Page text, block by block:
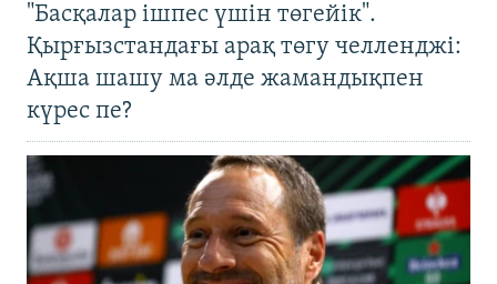
"Басқалар ішпес үшін төгейік".
Қырғызстандағы арақ төгу челленджі:
Ақша шашу ма әлде жамандықпен
күрес пе?